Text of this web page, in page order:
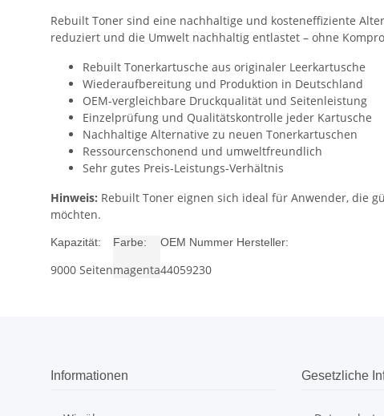
Rebuilt Toner sind eine nachhaltige und kosteneffiziente
reduziert und die Umwelt nachhaltig entlastet – ohne
Rebuilt Tonerkartusche aus originaler Leerkartusche
Wiederaufbereitung und Produktion in Deutschland
OEM-vergleichbare Druckqualität und Seitenleistung
Einzelprüfung und Qualitätskontrolle jeder Kartusche
Nachhaltige Alternative zu neuen Tonerkartuschen
Ressourcenschonend und umweltfreundlich
Sehr gutes Preis-Leistungs-Verhältnis
Hinweis: Rebuilt Toner eignen sich ideal für Anwender, die
möchten.
Kapazität:
9000 Seiten
Farbe:
magenta
OEM Nummer Hersteller:
44059230
Informationen Gesetzliche